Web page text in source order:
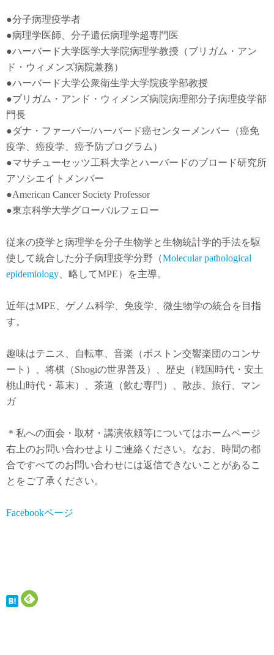
●分子病理疫学者
●病理学医師、分子遺伝病理学超専門医
●ハーバード大学医学大学院病理学教授（ブリガム・アン
ド・ウィメンズ病院兼務）
●ハーバード大学公衆衛生学大学院疫学部教授
●ブリガム・アンド・ウィメンズ病院病理部分子病理疫学部
門長
●ダナ・ファーバー/ハーバード癌センターメンバー（癌免
疫学
癌疫学 、癌予防プログラム）
●マサチューセッツ工科大学とハーバードのブロード研究所
アソシエイトメンバー
●American Cancer Society Professor
●東京科学大学グローバルフェロー
従来の疫学と病理学を分子生物学と生物統計学的手法を駆
使して統合した分子病理疫学分野（Molecular pathological
epidemiology 、略してMPE）を主導。
近年はMPE 、ゲノム科学、免疫学、微生物学の統合を目指
す。
趣味はテニス、自転車、音楽（ボストン交響楽団のコンサ
ート）、将棋（Shogiの世界普及）、歴史（戦国時代・安土
桃山時代・幕末）、茶道（飲む専門）、散歩、旅行、マン
ガ
＊私への面会・取材・講演依頼等についてはホームページ
右上のお問い合わせよりご連絡ください。なお、時間の都
合ですべてのお問い合わせには返信できないことがあるこ
とをご了承ください。
Facebookページ